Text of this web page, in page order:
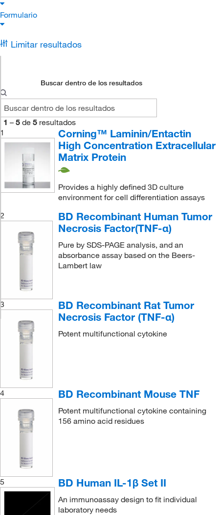
Formulario
Limitar resultados
Buscar dentro de los resultados
1 – 5 de 5 resultados
1
Corning™ Laminin/Entactin
High Concentration Extracellular
Matrix Protein
Provides a highly defined 3D culture
environment for cell differentiation assays
2
BD Recombinant Human Tumor
Necrosis Factor(TNF-α)
Pure by SDS-PAGE analysis, and an
absorbance assay based on the Beers-
Lambert law
3
BD Recombinant Rat Tumor
Necrosis Factor (TNF-α)
Potent multifunctional cytokine
4 BD Recombinant Mouse TNF
Potent multifunctional cytokine containing
156 amino acid residues
5 BD Human IL-1β Set II
An immunoassay design to fit individual
laboratory needs